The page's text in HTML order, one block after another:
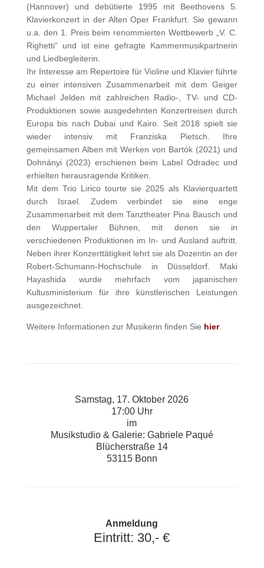
(Hannover) und debütierte 1995 mit Beethovens 5.
Klavierkonzert in der Alten Oper Frankfurt. Sie gewann
u.a. den 1. Preis beim renommierten Wettbewerb „V. C.
Righetti“ und ist eine gefragte Kammermusikpartnerin
und Liedbegleiterin.
Ihr Interesse am Repertoire für Violine und Klavier führte
zu einer intensiven Zusammenarbeit mit dem Geiger
Michael Jelden mit zahlreichen Radio-, TV- und CD-
Produktionen sowie ausgedehnten Konzertreisen durch
Europa bis nach Dubai und Kairo. Seit 2018 spielt sie
wieder intensiv mit Franziska Pietsch. Ihre
gemeinsamen Alben mit Werken von Bartók (2021) und
Dohnányi (2023) erschienen beim Label Odradec und
erhielten herausragende Kritiken.
Mit dem Trio Lirico tourte sie 2025 als Klavierquartett
durch Israel. Zudem verbindet sie eine enge
Zusammenarbeit mit dem Tanztheater Pina Bausch und
den Wuppertaler Bühnen, mit denen sie in
verschiedenen Produktionen im In- und Ausland auftritt.
Neben ihrer Konzerttätigkeit lehrt sie als Dozentin an der
Robert-Schumann-Hochschule in Düsseldorf. Maki
Hayashida wurde mehrfach vom japanischen
Kultusministerium für ihre künstlerischen Leistungen
ausgezeichnet.
Weitere Informationen zur Musikerin finden Sie hier.
Samstag, 17. Oktober 2026
17:00 Uhr
im
Musikstudio & Galerie: Gabriele Paqué
Blücherstraße 14
53115 Bonn
Anmeldung
Eintritt: 30,- €